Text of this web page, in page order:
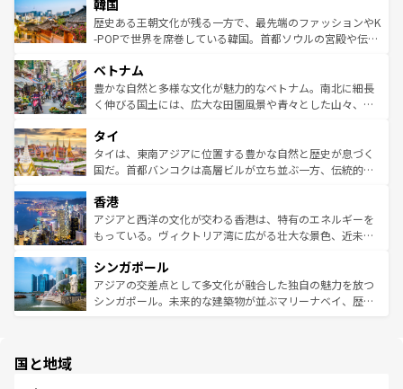
いる。アクティビティも充実しており、サーフィンやダイ
ビング、ハイキングなど、アウトドア好きにはたまらな
い。オーストラリアの多彩な魅力を存分に味わいつくそ
参照してほしい。
ン）、静ひつな山岳地帯である台湾東部など、都市の喧騒
と山間の静けさが共存しており、訪れる人に新しい発見と
驚きをもたらしてくれる。また、奥深い台湾の食文化も魅
容にもいいと評判のスイーツなど、バラエティ豊かな料理
が味わえる。 なお、新着の台湾情報は コンテンツ一覧を参
照してほしい。
韓国
歴史ある王朝文化が残る一方で、最先端のファッションやK
-POPで世界を席巻している韓国。首都ソウルの宮殿や伝統
き、地方に足を延ばせば四季折々の自然美を楽しむことが
できる。そして、キムチや焼肉、絶品のストリートフード
まで、さまざまな韓国料理が待っている。夜には、韓国な
リティに包まれながら、韓国の多彩な魅力を心ゆくまで味
わってみてほしい。 なお、新着の韓国情報はコンテンツ一
覧を参照してほしい。
ベトナム
豊かな自然と多様な文化が魅力的なベトナム。南北に細長
く伸びる国土には、広大な田園風景や青々とした山々、世
急速な発展と共に伝統が息づく。ハノイの古い町並みやホ
ーチミン市のフランス統治時代の建物も、独特の雰囲気を
醸し出している。また、バラエティの豊かさとおいしさで
とつ。フォーやバインミー、ベトナムコーヒーなどは、ぜ
ひ現地で味わいたい。どの地域を訪れてもあたたかい人々
が旅行者を迎えてくれるので、きっと忘れられない旅にな
参照してほしい。
タイ
タイは、東南アジアに位置する豊かな自然と歴史が息づく
国だ。首都バンコクは高層ビルが立ち並ぶ一方、伝統的な
の活気が交差している。北部ではチェンマイなどの山岳地
帯で自然と触れ合い、南部ではプーケットやクラビの美し
いビーチでリゾート気分を楽しむことができる。タイ料理
激する。気候は一年中温暖で、どの季節にも異なる楽しみ
が待っている。親しみやすいタイの人々、仏教を中心とし
た文化、そして多様な観光資源が、訪れる旅人を魅了し続
香港
アジアと西洋の文化が交わる香港は、特有のエネルギーを
もっている。ヴィクトリア湾に広がる壮大な景色、近未来
み、どこを訪れても感動するはず。観光スポットが密集し
ており、効率よく見どころを回れるのも魅力。息をのむよ
うな絶景から文化的な体験まで、香港を存分に楽しみ尽く
シンガポール
アジアの交差点として多文化が融合した独自の魅力を放つ
シンガポール。未来的な建築物が並ぶマリーナベイ、歴史
国と地域